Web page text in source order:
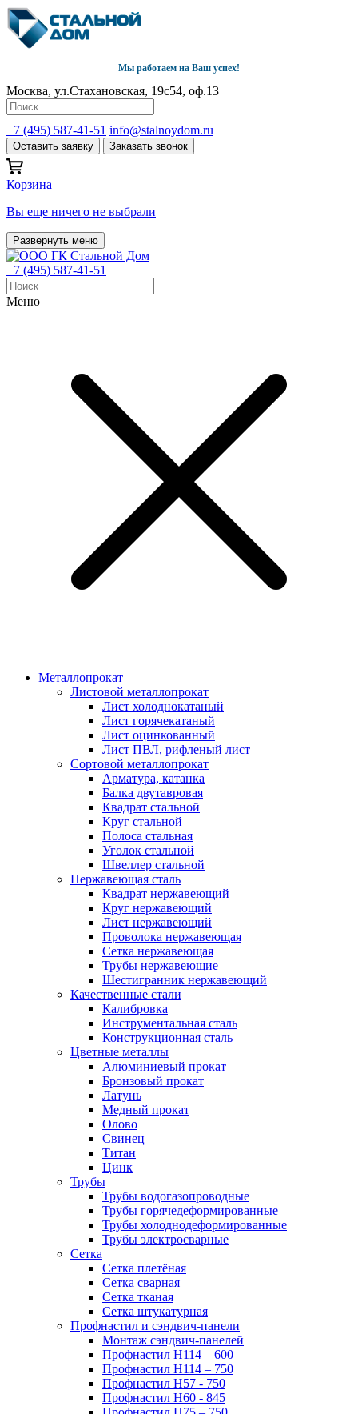
Мы работаем на Ваш успех!
Москва, ул.Стахановская, 19с54, оф.13
+7 (495) 587-41-51 info@stalnoydom.ru
Оставить заявку Заказать звонок
Корзина
Вы еще ничего не выбрали
Развернуть меню
+7 (495) 587-41-51
Меню
Металлопрокат
Листовой металлопрокат
Лист холоднокатаный
Лист горячекатаный
Лист оцинкованный
Лист ПВЛ, рифленый лист
Сортовой металлопрокат
Арматура, катанка
Балка двутавровая
Квадрат стальной
Круг стальной
Полоса стальная
Уголок стальной
Швеллер стальной
Нержавеющая сталь
Квадрат нержавеющий
Круг нержавеющий
Лист нержавеющий
Проволока нержавеющая
Сетка нержавеющая
Трубы нержавеющие
Шестигранник нержавеющий
Качественные стали
Калибровка
Инструментальная сталь
Конструкционная сталь
Цветные металлы
Алюминиевый прокат
Бронзовый прокат
Латунь
Медный прокат
Олово
Свинец
Титан
Цинк
Трубы
Трубы водогазопроводные
Трубы горячедеформированные
Трубы холоднодеформированные
Трубы электросварные
Сетка
Сетка плетёная
Сетка сварная
Сетка тканая
Сетка штукатурная
Профнастил и сэндвич-панели
Монтаж сэндвич-панелей
Профнастил Н114 – 600
Профнастил Н114 – 750
Профнастил Н57 - 750
Профнастил Н60 - 845